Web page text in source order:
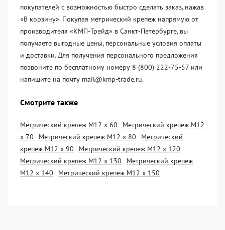
покупателей с возможностью быстро сделать заказ, нажав
«В корзину». Покупая метрический крепеж напрямую от
производителя «KМП-Трейд» в Санкт-Петербурге, вы
получаете выгодные цены, персональные условия оплаты
и доставки. Для получения персонального предложения
позвоните по бесплатному номеру 8 (800) 222-75-57 или
напишите на почту mail@kmp-trade.ru.
Смотрите также
Метрический крепеж М12 х 60
Метрический крепеж М12
х 70
Метрический крепеж М12 х 80
Метрический
крепеж М12 х 90
Метрический крепеж М12 х 120
Метрический крепеж М12 х 130
Метрический крепеж
М12 х 140
Метрический крепеж М12 х 150